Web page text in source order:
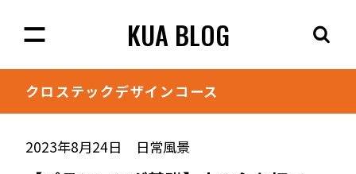
KUA BLOG
クロステックデザインコース
2023年8月24日 日常風景